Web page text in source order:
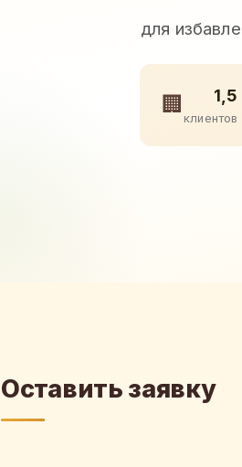
для
🏢
Оставить заявку